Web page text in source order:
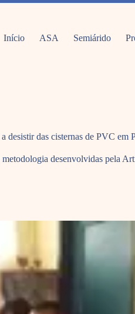
Início ASA Semiárido
das cisternas de PVC em
desenvolvidas pela